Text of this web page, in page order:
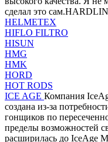
сделал это
HELMETEX
HIFLO FILTRO
HISUN
HMG
HMK
HORD
HOT RODS
ICE AGE Компания
создана из-за
гонщиков по
пределы возможностей
расширилась до IceAge